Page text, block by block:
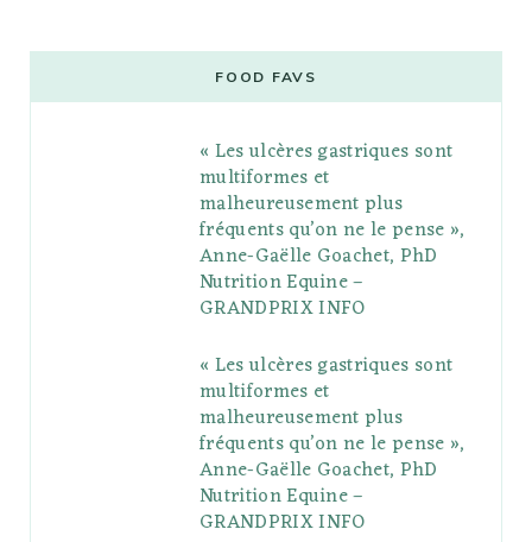
b
t
g
l
e
P
l
s
t
a
g
r
a
m
e
r
e
s
o
l
r
FOOD FAVS
« Les ulcères gastriques sont
multiformes et
malheureusement plus
fréquents qu’on ne le pense »,
Anne-Gaëlle Goachet, PhD
Nutrition Equine –
GRANDPRIX INFO
« Les ulcères gastriques sont
multiformes et
malheureusement plus
fréquents qu’on ne le pense »,
Anne-Gaëlle Goachet, PhD
Nutrition Equine –
GRANDPRIX INFO